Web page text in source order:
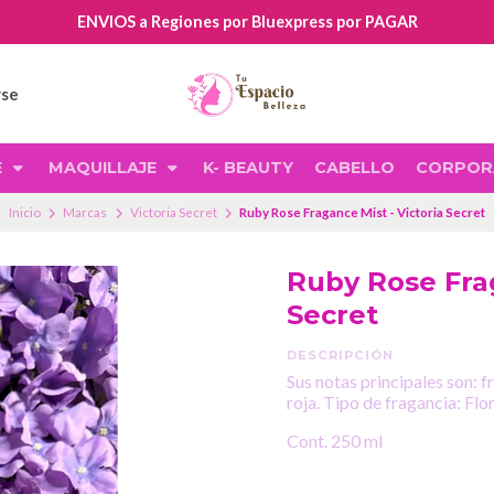
MAQUILLAJE K- BEAUTY CABELLO
ENVIOS a Regiones por Bluexpress por PAGAR
Inicio Marcas Victoria Secret Ruby Rose Fragance Mist - Victoria Secret
Ruby Rose
Secret
DESCRIPCIÓN
Sus notas principales son:
roja. Tipo de fragancia:
Cont. 250 ml